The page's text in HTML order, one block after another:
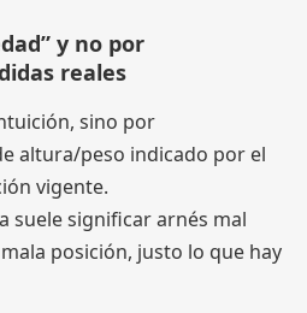
y no por
reales
sino por
altura/peso indicado por el
vigente.
suele significar arnés mal
posición, justo lo que hay